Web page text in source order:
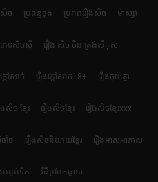
សិច ប្រពន្ធចុង ប្រភពរឿងសិច ម៉ាស្សា
ភេទសិចស៊ី រឿង សិច ចិន ត្រង់សីុស
ដៅសាច់ រឿងក្ដៅសាច់18+ រឿងចុយគ្នា
ងសិច ខ្មែរ រឿងសិចខ្មែរ រឿងសិចខ្មែរxxx
ថៃ រឿងសិចនិយាយខ្មែរ រឿងអាសអាភាស
ន្ទប់ទឹក វីដីអូបែកធ្លាយ